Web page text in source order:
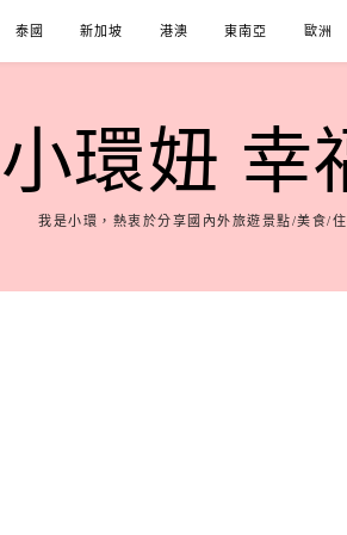
泰國 新加坡 港澳 東南亞 歐洲
小環妞 幸
我是小環，熱衷於分享國內外旅遊景點/美食/